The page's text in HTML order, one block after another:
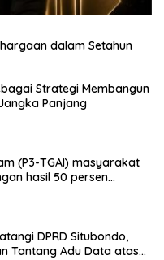
dalam Setahun
Strategi Membangun
Panjang
(P3-TGAI) masyarakat
hasil 50 persen
DPRD Situbondo,
Tantang Adu Data atas